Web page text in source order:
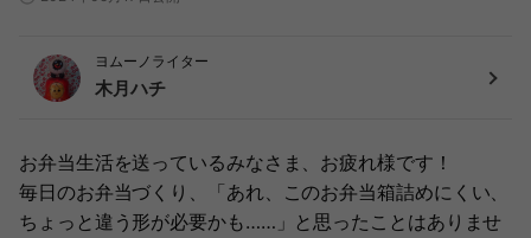
ヨムーノライター
木月ハチ
お弁当生活を送っているみなさま、お疲れ様です！
毎日のお弁当づくり、「あれ、このお弁当箱詰めにくい、
ちょっと違う形が必要かも……」と思ったことはありませ